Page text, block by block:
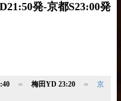
発-京都S23:00発
＝ 梅田YD 23:20＝ 京